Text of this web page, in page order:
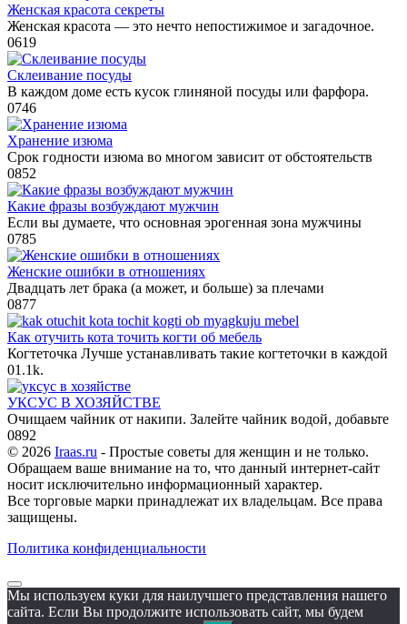
Женская красота секреты
Женская красота — это нечто непостижимое и загадочное.
0619
Склеивание посуды
В каждом доме есть кусок глиняной посуды или фарфора.
0746
Хранение изюма
Срок годности изюма во многом зависит от обстоятельств
0852
Какие фразы возбуждают мужчин
Если вы думаете, что основная эрогенная зона мужчины
0785
Женские ошибки в отношениях
Двадцать лет брака (а может, и больше) за плечами
0877
Как отучить кота точить когти об мебель
Когтеточка Лучше устанавливать такие когтеточки в каждой
01.1k.
УКСУС В ХОЗЯЙСТВЕ
Очищаем чайник от накипи. Залейте чайник водой, добавьте
0892
© 2026 Iraas.ru - Простые советы для женщин и не только.
Обращаем ваше внимание на то, что данный интернет-сайт
носит исключительно информационный характер.
Все торговые марки принадлежат их владельцам. Все права
защищены.
Политика конфиденциальности
Мы используем куки для наилучшего представления нашего
сайта. Если Вы продолжите использовать сайт, мы будем